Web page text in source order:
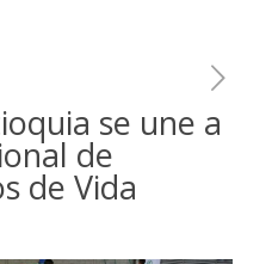
se une a
de
de Vida